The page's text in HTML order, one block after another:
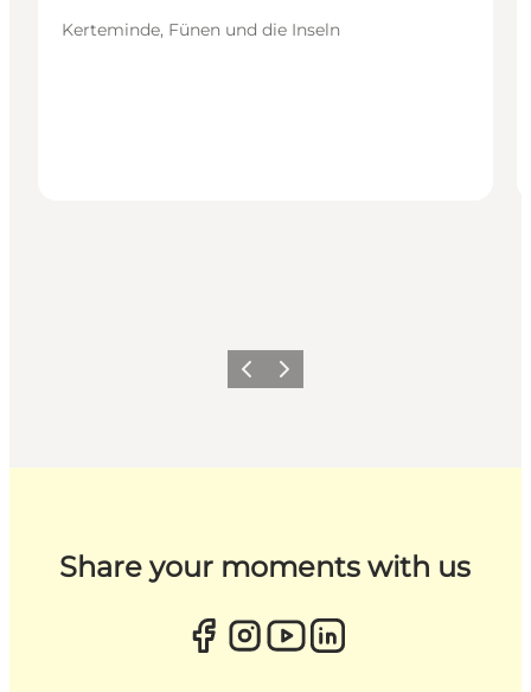
Kerteminde, Fünen und die Inseln
ZurückWeiter
Share your moments with us